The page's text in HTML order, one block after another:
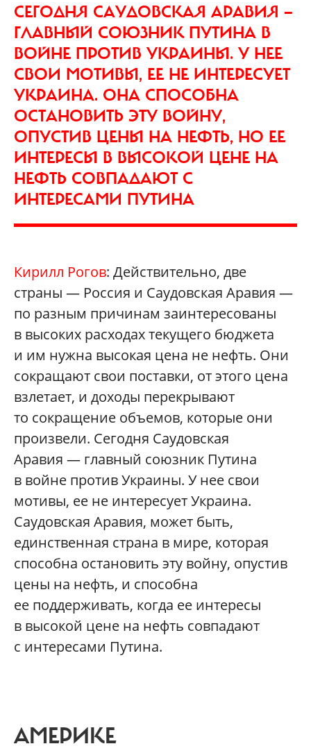
СЕГОДНЯ САУДОВСКАЯ АРАВИЯ —
ГЛАВНЫЙ СОЮЗНИК ПУТИНА В
ВОЙНЕ ПРОТИВ УКРАИНЫ. У НЕЕ
СВОИ МОТИВЫ, ЕЕ НЕ ИНТЕРЕСУЕТ
УКРАИНА. ОНА СПОСОБНА
ОСТАНОВИТЬ ЭТУ ВОЙНУ,
ОПУСТИВ ЦЕНЫ НА НЕФТЬ, НО ЕЕ
ИНТЕРЕСЫ В ВЫСОКОЙ ЦЕНЕ НА
НЕФТЬ СОВПАДАЮТ С
ИНТЕРЕСАМИ ПУТИНА
Кирилл Рогов: Действительно, две
страны — Россия и Саудовская Аравия —
по разным причинам заинтересованы
в высоких расходах текущего бюджета
и им нужна высокая цена не нефть. Они
сокращают свои поставки, от этого цена
взлетает, и доходы перекрывают
то сокращение объемов, которые они
произвели. Сегодня Саудовская
Аравия — главный союзник Путина
в войне против Украины. У нее свои
мотивы, ее не интересует Украина.
Саудовская Аравия, может быть,
единственная страна в мире, которая
способна остановить эту войну, опустив
цены на нефть, и способна
ее поддерживать, когда ее интересы
в высокой цене на нефть совпадают
с интересами Путина.
АМЕРИКЕ